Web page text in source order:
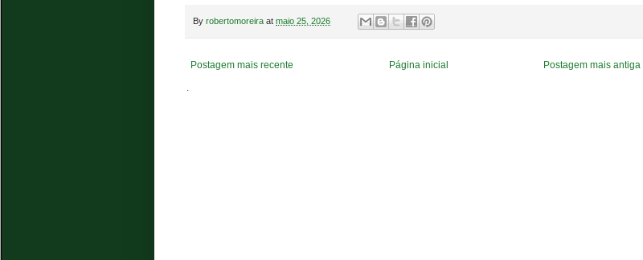
By robertomoreira at maio 25, 2026
Postagem mais recente Postagem mais antiga
Página inicial
.